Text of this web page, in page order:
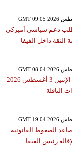
طلب دعم سياسي أميركي
داخل الفيفا
مواعيد مباريات اليوم الإثنين 3 أغسطس 2026
الناقلة
الضغوط القانونية
رئيس الفيفا